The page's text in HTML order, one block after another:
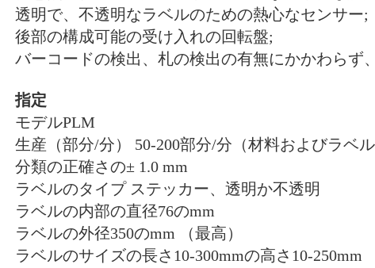
透明で、不透明なラベルのための熱心なセンサー;
後部の構成可能の受け入れの回転盤;
バーコードの検出、札の検出の有無にかかわらず
指定
モデルPLM
生産（部分/分） 50-200部分/分（材料およびラベ
分類の正確さの± 1.0 mm
ラベルのタイプ ステッカー、透明か不透明
ラベルの内部の直径76のmm
ラベルの外径350のmm （最高）
ラベルのサイズの長さ10-300mmの高さ10-250mm